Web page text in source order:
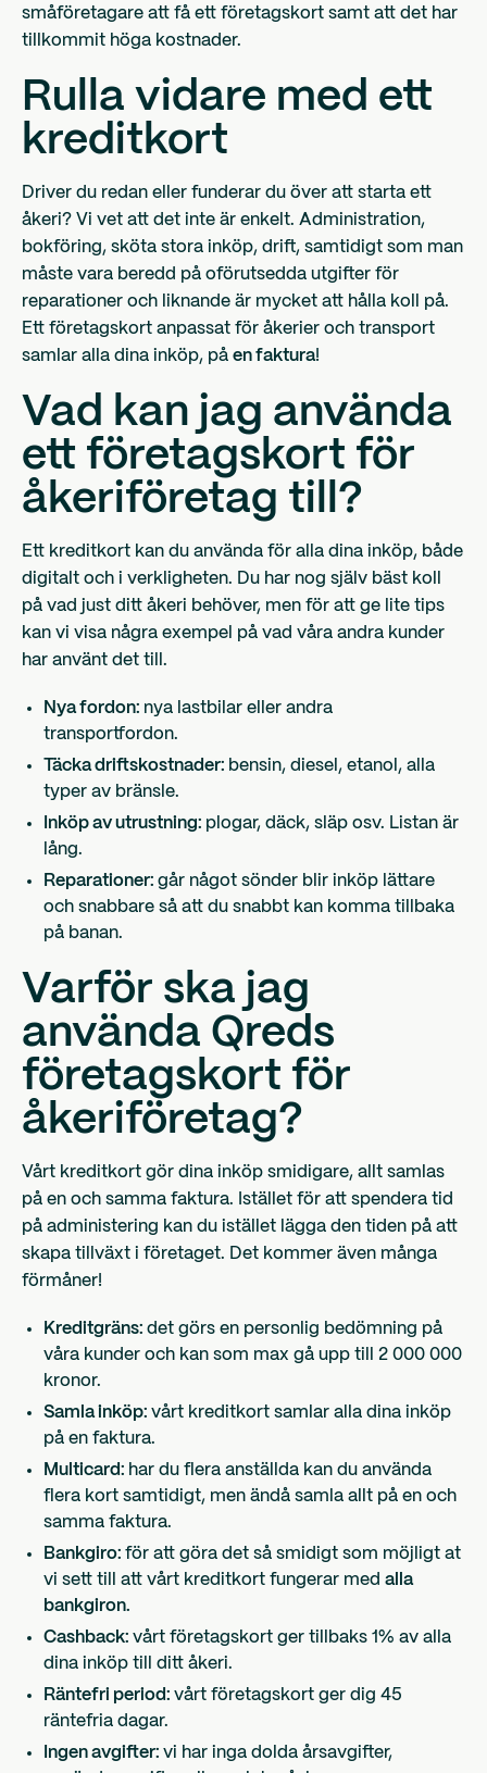
småföretagare att få ett företagskort samt att det har
tillkommit höga kostnader.
Rulla vidare med ett
kreditkort
Driver du redan eller funderar du över att starta ett
åkeri? Vi vet att det inte är enkelt. Administration,
bokföring, sköta stora inköp, drift, samtidigt som man
måste vara beredd på oförutsedda utgifter för
reparationer och liknande är mycket att hålla koll på.
Ett företagskort anpassat för åkerier och transport
samlar alla dina inköp, på en faktura!
Vad kan jag använda
ett företagskort för
åkeriföretag till?
Ett kreditkort kan du använda för alla dina inköp, både
digitalt och i verkligheten. Du har nog själv bäst koll
på vad just ditt åkeri behöver, men för att ge lite tips
kan vi visa några exempel på vad våra andra kunder
har använt det till.
Nya fordon: nya lastbilar eller andra
transportfordon.
Täcka driftskostnader: bensin, diesel, etanol, alla
typer av bränsle.
Inköp av utrustning: plogar, däck, släp osv. Listan är
lång.
Reparationer: går något sönder blir inköp lättare
och snabbare så att du snabbt kan komma tillbaka
på banan.
Varför ska jag
använda Qreds
företagskort för
åkeriföretag?
Vårt kreditkort gör dina inköp smidigare, allt samlas
på en och samma faktura. Istället för att spendera tid
på administering kan du istället lägga den tiden på att
skapa tillväxt i företaget. Det kommer även många
förmåner!
Kreditgräns: det görs en personlig bedömning på
våra kunder och kan som max gå upp till 2 000 000
kronor.
Samla inköp: vårt kreditkort samlar alla dina inköp
på en faktura.
Multicard: har du flera anställda kan du använda
flera kort samtidigt, men ändå samla allt på en och
samma faktura.
Bankgiro: för att göra det så smidigt som möjligt at
vi sett till att vårt kreditkort fungerar med alla
bankgiron.
Cashback: vårt företagskort ger tillbaks 1% av alla
dina inköp till ditt åkeri.
Räntefri period: vårt företagskort ger dig 45
räntefria dagar.
Ingen avgifter: vi har inga dolda årsavgifter,